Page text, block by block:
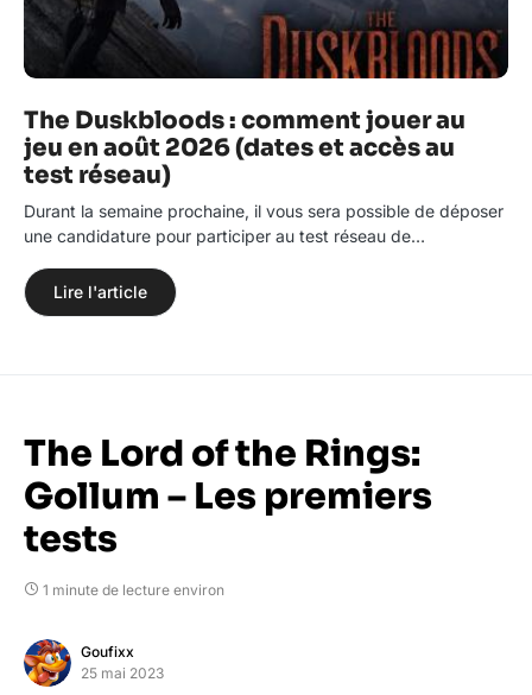
The Duskbloods : comment jouer au
jeu en août 2026 (dates et accès au
test réseau)
Durant la semaine prochaine, il vous sera possible de déposer
une candidature pour participer au test réseau de…
Lire l'article
The Lord of the Rings:
Gollum – Les premiers
tests
1 minute de lecture environ
Goufixx
25 mai 2023